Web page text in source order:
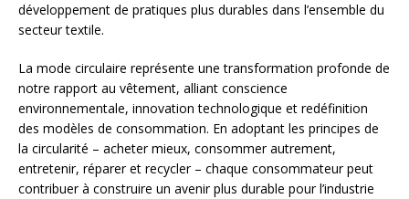
développement de pratiques plus durables dans l’ensemble du
secteur textile.
La mode circulaire représente une transformation profonde de
notre rapport au vêtement, alliant conscience
environnementale, innovation technologique et redéfinition
des modèles de consommation. En adoptant les principes de
la circularité – acheter mieux, consommer autrement,
entretenir, réparer et recycler – chaque consommateur peut
contribuer à construire un avenir plus durable pour l’industrie